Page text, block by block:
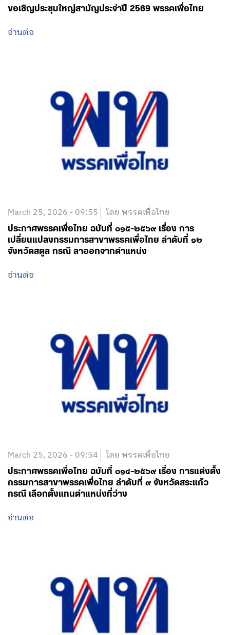
ขอเชิญประชุมใหญ่สามัญประจำปี 2569 พรรคเพื่อไทย
อ่านต่อ
March 25, 2026 - 09:55 โดย พรรคเพื่อไทย
ประกาศพรรคเพื่อไทย ฉบับที่ ๐๑๕-๒๕๖๙ เรื่อง การ
เปลี่ยนแปลงกรรมการสาขาพรรคเพื่อไทย ลำดับที่ ๑๒
จังหวัดสตูล กรณี ลาออกจากตำแหน่ง
อ่านต่อ
March 25, 2026 - 09:54 โดย พรรคเพื่อไทย
ประกาศพรรคเพื่อไทย ฉบับที่ ๐๑๔-๒๕๖๙ เรื่อง การแต่งตั้ง
กรรมการสาขาพรรคเพื่อไทย ลำดับที่ ๙ จังหวัดสระแก้ว
กรณี เลือกตั้งแทนตำแหน่งที่ว่าง
อ่านต่อ